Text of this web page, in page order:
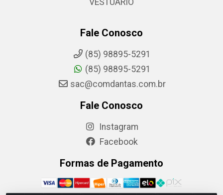
Fale Conosco
(85) 98895-5291
(85) 98895-5291
sac@comdantas.com.br
Fale Conosco
Instagram
Facebook
Formas de Pagamento